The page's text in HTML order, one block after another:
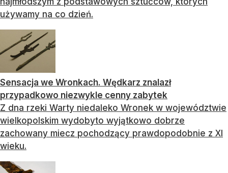
używamy na co dzień.
Sensacja we Wronkach. Wędkarz znalazł
przypadkowo niezwykle cenny zabytek
Z dna rzeki Warty niedaleko Wronek w województwie
wielkopolskim wydobyto wyjątkowo dobrze
zachowany miecz pochodzący prawdopodobnie z XI
wieku.